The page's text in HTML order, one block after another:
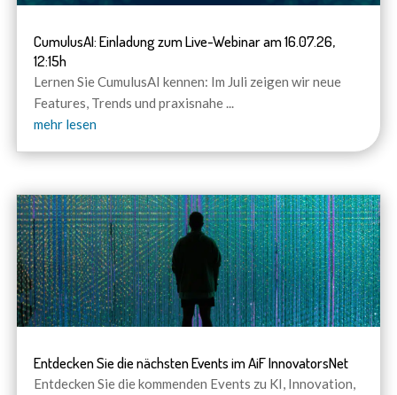
CumulusAI: Einladung zum Live-Webinar am 16.07.26,
12:15h
Lernen Sie CumulusAI kennen: Im Juli zeigen wir neue
Features, Trends und praxisnahe...
mehr lesen
Entdecken Sie die nächsten Events im AiF InnovatorsNet
Entdecken Sie die kommenden Events zu KI, Innovation,